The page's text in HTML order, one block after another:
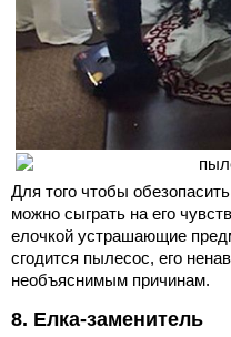
Для того чтобы
можно сыграть на его
елочкой устрашающие
сгодится пылесос, его
необъяснимым причинам.
8. Елка-заменитель